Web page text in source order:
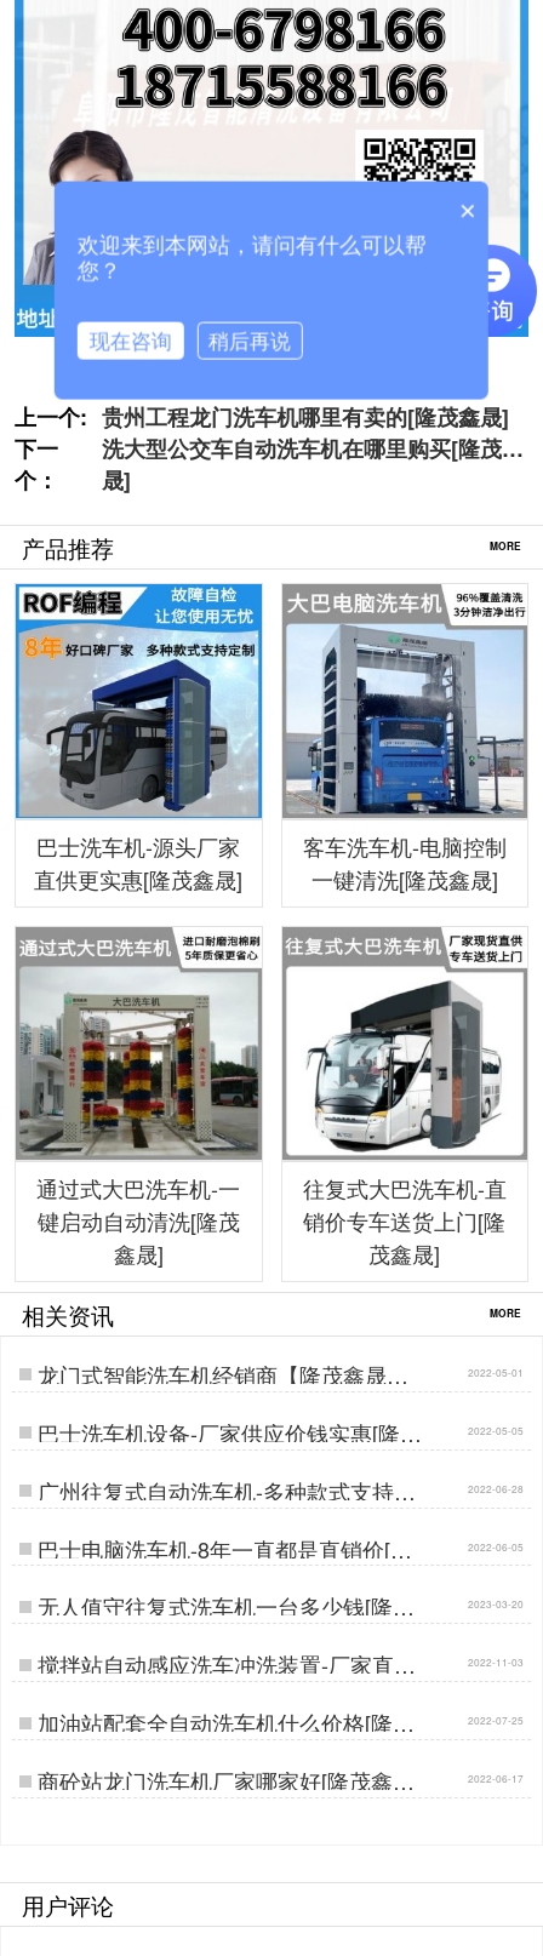
上一个: 贵州工程龙门洗车机哪里有卖的[隆茂鑫晟]
下一
个：
洗大型公交车自动洗车机在哪里购买[隆茂鑫
晟]
产品推荐 MORE
巴士洗车机-源头厂家
直供更实惠[隆茂鑫晟]
客车洗车机-电脑控制
一键清洗[隆茂鑫晟]
通过式大巴洗车机-一
键启动自动清洗[隆茂
鑫晟]
往复式大巴洗车机-直
销价专车送货上门[隆
茂鑫晟]
相关资讯 MORE
龙门式智能洗车机经销商【隆茂鑫晟】
…
2022-05-01
巴士洗车机设备-厂家供应价钱实惠[隆茂
鑫晟]…
2022-05-05
广州往复式自动洗车机-多种款式支持定
制[隆茂鑫晟]…
2022-06-28
巴士电脑洗车机-8年一直都是直销价[隆
茂鑫晟]…
2022-06-05
无人值守往复式洗车机一台多少钱[隆茂
鑫晟]…
2023-03-20
搅拌站自动感应洗车冲洗装置-厂家直供
批发价[隆茂鑫晟]…
2022-11-03
加油站配套全自动洗车机什么价格[隆茂
鑫晟]…
2022-07-25
商砼站龙门洗车机厂家哪家好[隆茂鑫晟]
…
2022-06-17
用户评论
×
欢迎来到本网站，请问有什么可以帮
您？
现在咨询 稍后再说